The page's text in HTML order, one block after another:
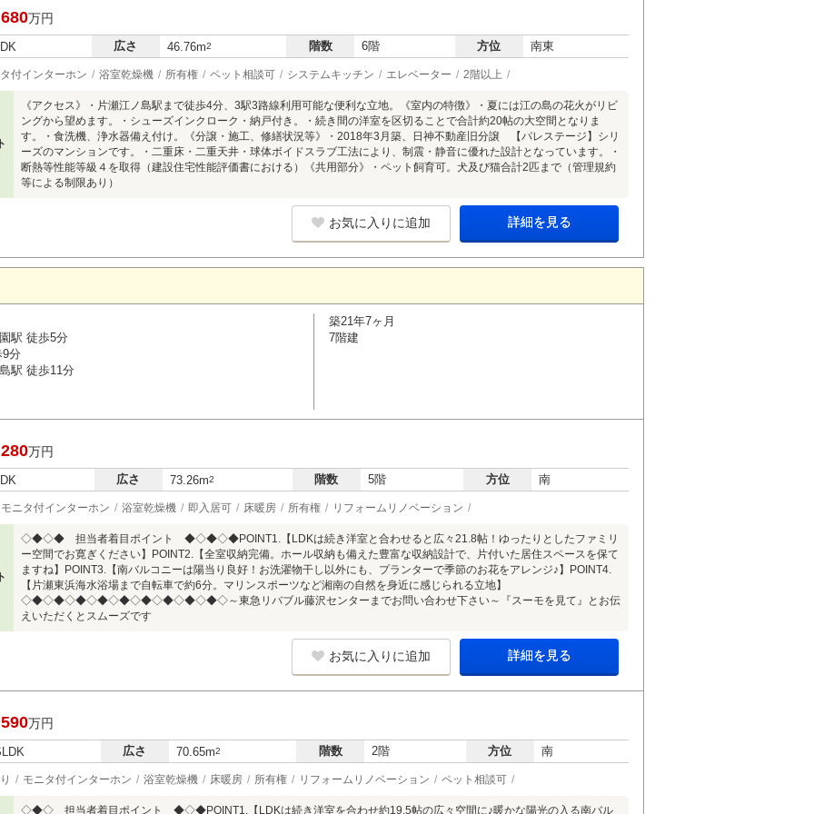
万円
広さ 46.76m2 階数 6階 方位 南東
付インターホン 浴室乾燥機 所有権 ペット相談可 システムキッチン エレベーター 2階以上
《アクセス》・片瀬江ノ島駅まで徒歩4分、3駅3路線利用可能な便利な立地。《室内の特徴》・夏には江の島の花火がリビ
ングから望めます。・シューズインクローク・納戸付き。・続き間の洋室を区切ることで合計約20帖の大空間となりま
す。・食洗機、浄水器備え付け。《分譲・施工、修繕状況等》・2018年3月築、日神不動産旧分譲 【パレステージ】シリ
ーズのマンションです。・二重床・二重天井・球体ボイドスラブ工法により、制震・静音に優れた設計となっています。・
断熱等性能等級４を取得（建設住宅性能評価書における）《共用部分》・ペット飼育可。犬及び猫合計2匹まで（管理規約
等による制限あり）
お気に入りに追加 詳細を見る
駅 徒歩5分
分
駅 徒歩11分
築21年7ヶ月
7階建
万円
広さ 73.26m2 階数 5階 方位 南
モニタ付インターホン 浴室乾燥機 即入居可 床暖房 所有権 リフォームリノベーション
◇◆◇◆ 担当者着目ポイント ◆◇◆◇◆POINT1.【LDKは続き洋室と合わせると広々21.8帖！ゆったりとしたファミリ
ー空間でお寛ぎください】POINT2.【全室収納完備。ホール収納も備えた豊富な収納設計で、片付いた居住スペースを保て
ますね】POINT3.【南バルコニーは陽当り良好！お洗濯物干し以外にも、プランターで季節のお花をアレンジ♪】POINT4.
【片瀬東浜海水浴場まで自転車で約6分。マリンスポーツなど湘南の自然を身近に感じられる立地】
◇◆◇◆◇◆◇◆◇◆◇◆◇◆◇◆◇◆◇～東急リバブル藤沢センターまでお問い合わせ下さい～『スーモを見て』とお伝
えいただくとスムーズです
お気に入りに追加 詳細を見る
万円
広さ 70.65m2 階数 2階 方位 南
モニタ付インターホン 浴室乾燥機 床暖房 所有権 リフォームリノベーション ペット相談可
◇◆◇ 担当者着目ポイント ◆◇◆POINT1.【LDKは続き洋室を合わせ約19.5帖の広々空間に♪暖かな陽光の入る南バル